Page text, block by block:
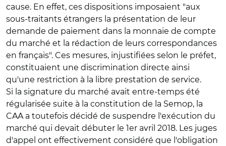
cause. En effet, ces dispositions imposaient "aux
sous-traitants étrangers la présentation de leur
demande de paiement dans la monnaie de compte
du marché et la rédaction de leurs correspondances
en français". Ces mesures, injustifiées selon le préfet,
constituaient une discrimination directe ainsi
qu'une restriction à la libre prestation de service.
Si la signature du marché avait entre-temps été
régularisée suite à la constitution de la Semop, la
CAA a toutefois décidé de suspendre l'exécution du
marché qui devait débuter le 1er avril 2018. Les juges
d'appel ont effectivement considéré que l'obligation